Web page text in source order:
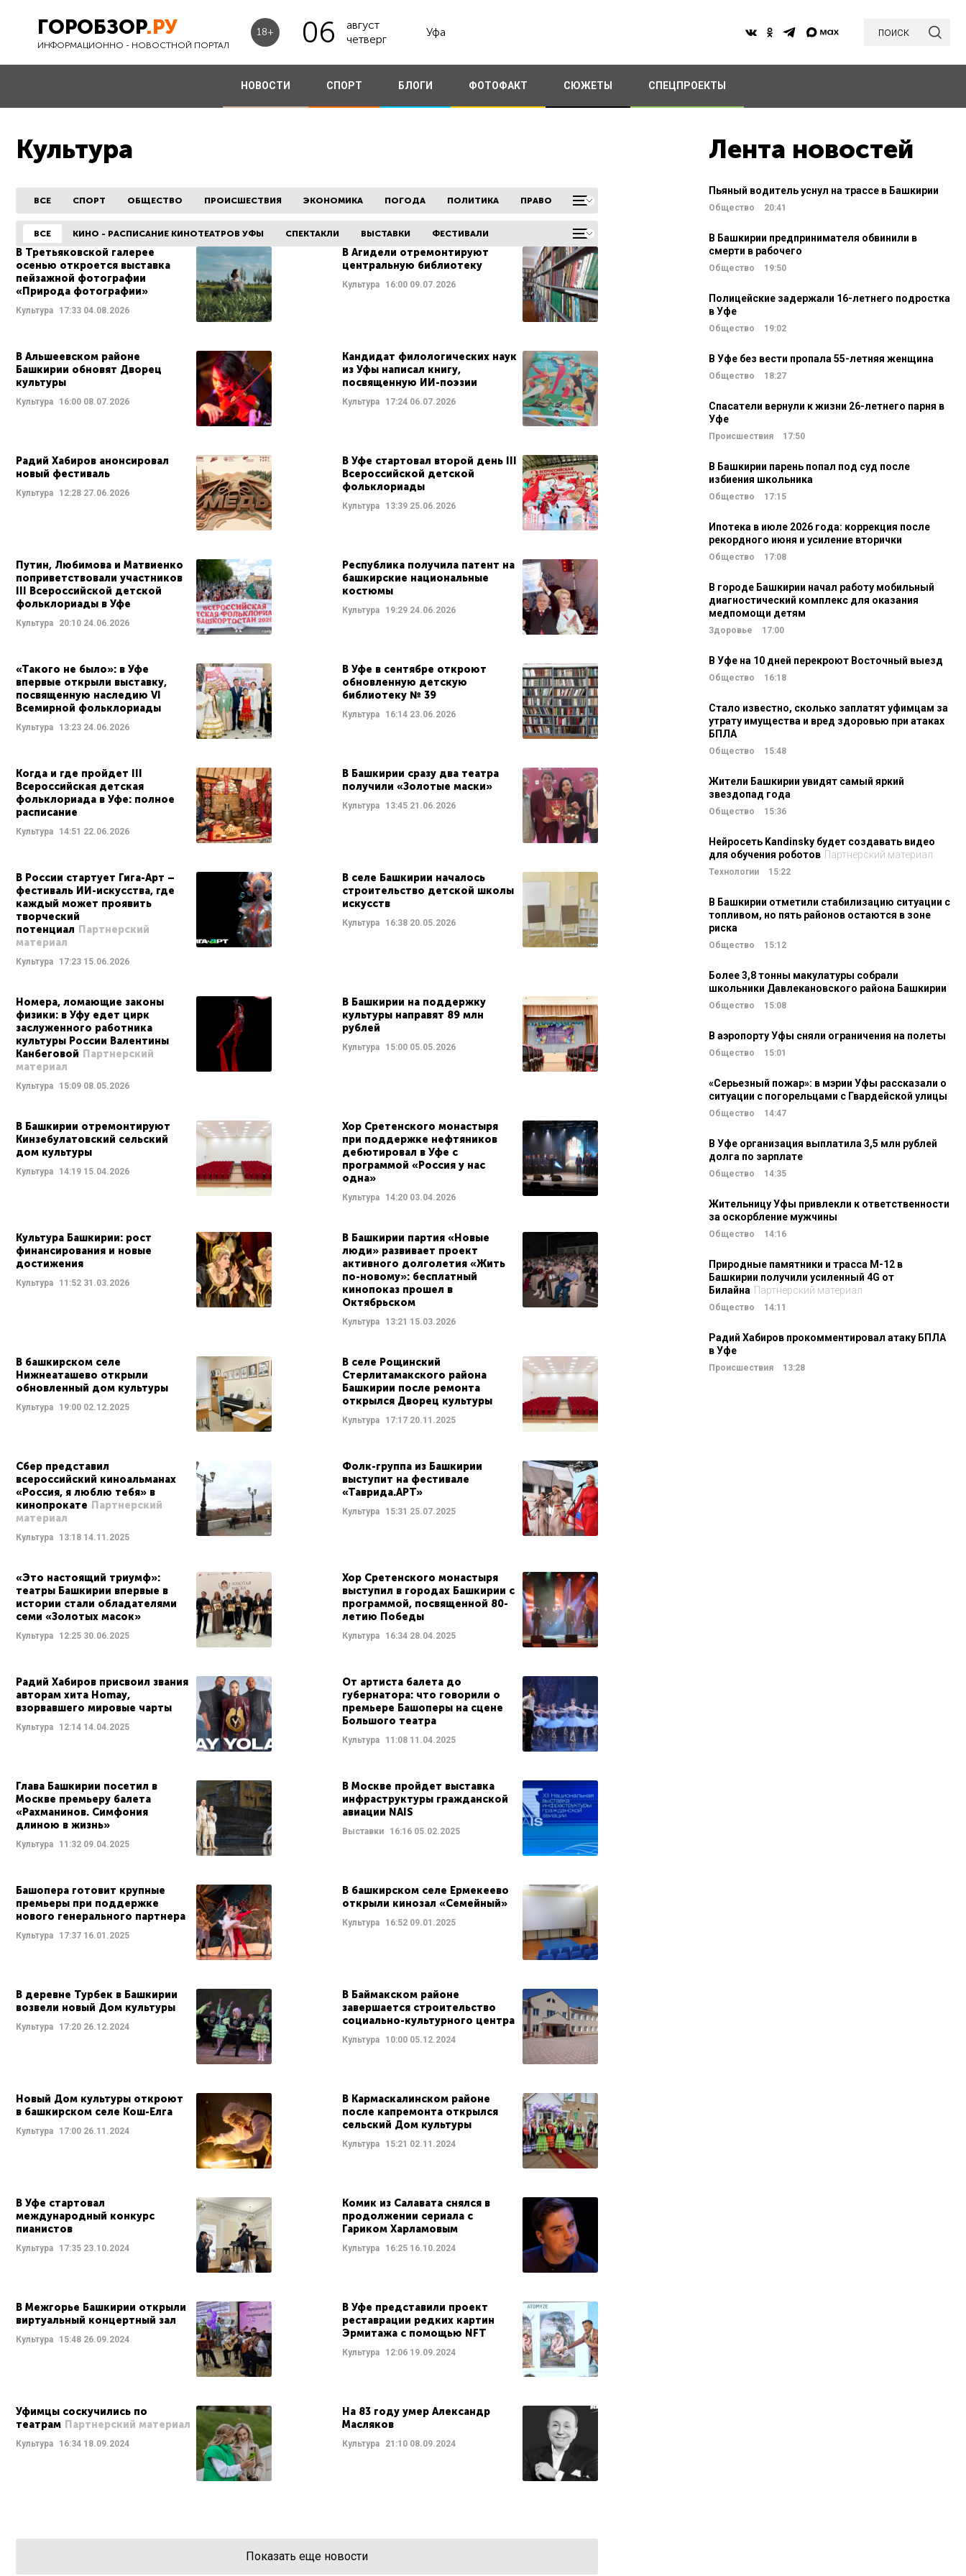
ГОРОБЗОР.РУ
ИНФОРМАЦИОННО - НОВОСТНОЙ ПОРТАЛ
18+ 06
август
четверг
Уфа поиск
НОВОСТИ СПОРТ БЛОГИ ФОТОФАКТ СЮЖЕТЫ СПЕЦПРОЕКТЫ
Культура
ВСЕ СПОРТ ОБЩЕСТВО ПРОИСШЕСТВИЯ ЭКОНОМИКА ПОГОДА ПОЛИТИКА ПРАВО
ВСЕ КИНО - РАСПИСАНИЕ КИНОТЕАТРОВ УФЫ СПЕКТАКЛИ ВЫСТАВКИ ФЕСТИВАЛИ
В Третьяковской галерее
осенью откроется выставка
пейзажной фотографии
«Природа фотографии»
Культура 17:33 04.08.2026
В Агидели отремонтируют
центральную библиотеку
Культура 16:0009.07.2026
В Альшеевском районе
Башкирии обновят Дворец
культуры
Культура 16:00 08.07.2026
Кандидат филологических наук
из Уфы написал книгу,
посвященную ИИ-поэзии
Культура 17:2406.07.2026
Радий Хабиров анонсировал
новый фестиваль
Культура 12:28 27.06.2026
В Уфе стартовал второй день III
Всероссийской детской
фольклориады
Культура 13:3925.06.2026
Путин, Любимова и Матвиенко
поприветствовали участников
III Всероссийской детской
фольклориады в Уфе
Культура 20:10 24.06.2026
Республика получила патент на
башкирские национальные
костюмы
Культура 19:2924.06.2026
«Такого не было»: в Уфе
впервые открыли выставку,
посвященную наследию VI
Всемирной фольклориады
Культура 13:23 24.06.2026
В Уфе в сентябре откроют
обновленную детскую
библиотеку № 39
Культура 16:1423.06.2026
Когда и где пройдет III
Всероссийская детская
фольклориада в Уфе: полное
расписание
Культура 14:51 22.06.2026
В Башкирии сразу два театра
получили «Золотые маски»
Культура 13:4521.06.2026
В России стартует Гига-Арт –
фестиваль ИИ-искусства, где
каждый может проявить
творческий
потенциал Партнерский
материал
Культура 17:23 15.06.2026
В селе Башкирии началось
строительство детской школы
искусств
Культура 16:3820.05.2026
Номера, ломающие законы
физики: в Уфу едет цирк
заслуженного работника
культуры России Валентины
Канбеговой Партнерский
материал
Культура 15:09 08.05.2026
В Башкирии на поддержку
культуры направят 89 млн
рублей
Культура 15:0005.05.2026
В Башкирии отремонтируют
Кинзебулатовский сельский
дом культуры
Культура 14:19 15.04.2026
Хор Сретенского монастыря
при поддержке нефтяников
дебютировал в Уфе с
программой «Россия у нас
одна»
Культура 14:2003.04.2026
Культура Башкирии: рост
финансирования и новые
достижения
Культура 11:52 31.03.2026
В Башкирии партия «Новые
люди» развивает проект
активного долголетия «Жить
по-новому»: бесплатный
кинопоказ прошел в
Октябрьском
Культура 13:21 15.03.2026
В башкирском селе
Нижнеаташево открыли
обновленный дом культуры
Культура 19:00 02.12.2025
В селе Рощинский
Стерлитамакского района
Башкирии после ремонта
открылся Дворец культуры
Культура 17:1720.11.2025
Сбер представил
всероссийский киноальманах
«Россия, я люблю тебя» в
кинопрокате Партнерский
материал
Культура 13:18 14.11.2025
Фолк-группа из Башкирии
выступит на фестивале
«Таврида.АРТ»
Культура 15:31 25.07.2025
«Это настоящий триумф»:
театры Башкирии впервые в
истории стали обладателями
семи «Золотых масок»
Культура 12:25 30.06.2025
Хор Сретенского монастыря
выступил в городах Башкирии с
программой, посвященной 80-
летию Победы
Культура 16:3428.04.2025
Радий Хабиров присвоил звания
авторам хита Homay,
взорвавшего мировые чарты
Культура 12:14 14.04.2025
От артиста балета до
губернатора: что говорили о
премьере Башоперы на сцене
Большого театра
Культура 11:0811.04.2025
Глава Башкирии посетил в
Москве премьеру балета
«Рахманинов. Симфония
длиною в жизнь»
Культура 11:32 09.04.2025
В Москве пройдет выставка
инфраструктуры гражданской
авиации NAIS
Выставки 16:1605.02.2025
Башопера готовит крупные
премьеры при поддержке
нового генерального партнера
Культура 17:37 16.01.2025
В башкирском селе Ермекеево
открыли кинозал «Семейный»
Культура 16:5209.01.2025
В деревне Турбек в Башкирии
возвели новый Дом культуры
Культура 17:20 26.12.2024
В Баймакском районе
завершается строительство
социально-культурного центра
Культура 10:0005.12.2024
Новый Дом культуры откроют
в башкирском селе Кош-Елга
Культура 17:00 26.11.2024
В Кармаскалинском районе
после капремонта открылся
сельский Дом культуры
Культура 15:21 02.11.2024
В Уфе стартовал
международный конкурс
пианистов
Культура 17:35 23.10.2024
Комик из Салавата снялся в
продолжении сериала с
Гариком Харламовым
Культура 16:2516.10.2024
В Межгорье Башкирии открыли
виртуальный концертный зал
Культура 15:48 26.09.2024
В Уфе представили проект
реставрации редких картин
Эрмитажа с помощью NFT
Культура 12:0619.09.2024
Уфимцы соскучились по
театрам Партнерский материал
Культура 16:34 18.09.2024
На 83 году умер Александр
Масляков
Культура 21:1008.09.2024
Показать еще новости
Лента новостей
Пьяный водитель уснул на трассе в Башкирии
Общество 20:41
В Башкирии предпринимателя обвинили в
смерти в рабочего
Общество 19:50
Полицейские задержали 16-летнего подростка
в Уфе
Общество 19:02
В Уфе без вести пропала 55-летняя женщина
Общество 18:27
Спасатели вернули к жизни 26-летнего парня в
Уфе
Происшествия 17:50
В Башкирии парень попал под суд после
избиения школьника
Общество 17:15
Ипотека в июле 2026 года: коррекция после
рекордного июня и усиление вторички
Общество 17:08
В городе Башкирии начал работу мобильный
диагностический комплекс для оказания
медпомощи детям
Здоровье 17:00
В Уфе на 10 дней перекроют Восточный выезд
Общество 16:18
Стало известно, сколько заплатят уфимцам за
утрату имущества и вред здоровью при атаках
БПЛА
Общество 15:48
Жители Башкирии увидят самый яркий
звездопад года
Общество 15:36
Нейросеть Kandinsky будет создавать видео
для обучения роботов Партнерский материал
Технологии 15:22
В Башкирии отметили стабилизацию ситуации с
топливом, но пять районов остаются в зоне
риска
Общество 15:12
Более 3,8 тонны макулатуры собрали
школьники Давлекановского района Башкирии
Общество 15:08
В аэропорту Уфы сняли ограничения на полеты
Общество 15:01
«Серьезный пожар»: в мэрии Уфы рассказали о
ситуации с погорельцами с Гвардейской улицы
Общество 14:47
В Уфе организация выплатила 3,5 млн рублей
долга по зарплате
Общество 14:35
Жительницу Уфы привлекли к ответственности
за оскорбление мужчины
Общество 14:16
Природные памятники и трасса М-12 в
Башкирии получили усиленный 4G от
Билайна Партнерский материал
Общество 14:11
Радий Хабиров прокомментировал атаку БПЛА
в Уфе
Происшествия 13:28